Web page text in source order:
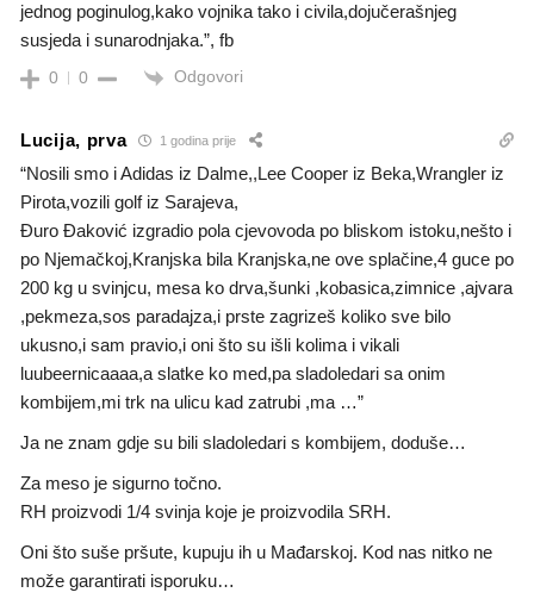
jednog poginulog,kako vojnika tako i civila,dojučerašnjeg
susjeda i sunarodnjaka.”, fb
0 0 Odgovori
Lucija, prva 1 godina prije
“Nosili smo i Adidas iz Dalme,,Lee Cooper iz Beka,Wrangler iz
Pirota,vozili golf iz Sarajeva,
Đuro Đaković izgradio pola cjevovoda po bliskom istoku,nešto i
po Njemačkoj,Kranjska bila Kranjska,ne ove splačine,4 guce po
200 kg u svinjcu, mesa ko drva,šunki ,kobasica,zimnice ,ajvara
,pekmeza,sos paradajza,i prste zagrizeš koliko sve bilo
ukusno,i sam pravio,i oni što su išli kolima i vikali
luubeernicaaaa,a slatke ko med,pa sladoledari sa onim
kombijem,mi trk na ulicu kad zatrubi ,ma …”
Ja ne znam gdje su bili sladoledari s kombijem, doduše…
Za meso je sigurno točno.
RH proizvodi 1/4 svinja koje je proizvodila SRH.
Oni što suše pršute, kupuju ih u Mađarskoj. Kod nas nitko ne
može garantirati isporuku…